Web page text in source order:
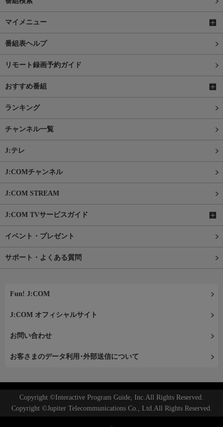
マイメニュー
番組表ヘルプ
リモート録画予約ガイド
おすすめ番組
ランキング
チャンネル一覧
J:テレ
J:COMチャンネル
J:COM STREAM
J:COM TVサービスガイド
イベント・プレゼント
サポート・よくある質問
Fun! J:COM
J:COM オフィシャルサイト
お問い合わせ
お客さまのデータ利用･外部送信について
Copyright ©Interactive Program Guide, Inc.All Rights Reserved.
Copyright ©Jupiter Telecommunications Co., Ltd.All Rights Reserved.